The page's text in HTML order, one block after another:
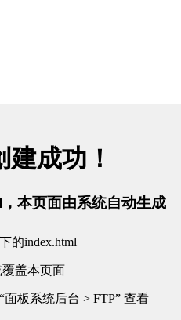
成功！
本页面由系统自动生成
的index.html
盖本页面
板系统后台 > FTP” 查看